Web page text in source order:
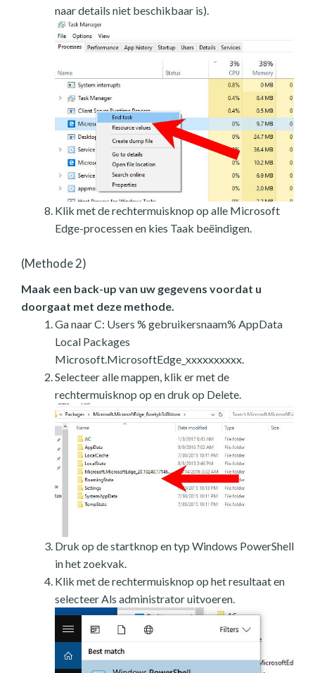
naar details niet beschikbaar is).
Klik met de rechtermuisknop op alle Microsoft
Edge-processen en kies Taak beëindigen.
(Methode 2)
Maak een back-up van uw gegevens voordat u
doorgaat met deze methode.
Ga naar C: Users % gebruikersnaam% AppData
Local Packages
Microsoft.MicrosoftEdge_xxxxxxxxxx.
Selecteer alle mappen, klik er met de
rechtermuisknop op en druk op Delete.
Druk op de startknop en typ Windows PowerShell
in het zoekvak.
Klik met de rechtermuisknop op het resultaat en
selecteer Als administrator uitvoeren.